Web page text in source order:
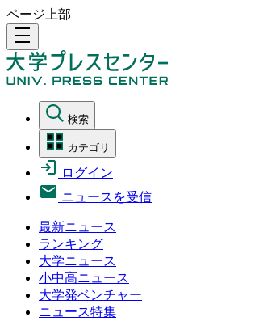
ページ上部
density_medium
検索
カテゴリ
ログイン
ニュースを受信
最新ニュース
ランキング
大学ニュース
小中高ニュース
大学発ベンチャー
ニュース特集